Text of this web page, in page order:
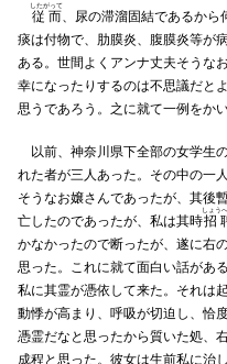
従而
したがって
、尿の滞溜固結であるから
痰は付物で、肋膜炎、腹膜炎等が
ある。世間よくアンナ丈夫そうな
幸になったりするのは不思議だと
思うであろう。之に就て一例をかい
以前、神奈川県下全部の女学生
れた者が三人あった。その中の一
そうなお嬢さんであったが、其後
亡したのであったが、私は其時招
しょう
かなかったので断ったが、遂に右
思った。これに就て面白い話があ
私に其霊が憑依して来た。それは
動悸が高まり、呼吸が切迫し、恰
憑霊だなと思ったから質いた処、
成程と思った。彼女は生前私に治